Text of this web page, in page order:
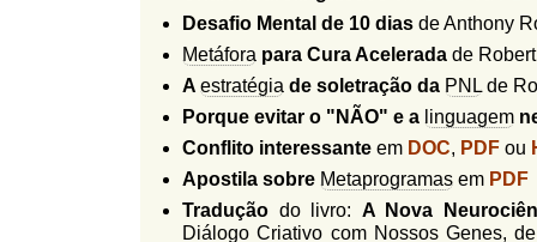
r
o
e
b
n
Desafio Mental de 10 dias de Anthony
Metáfora para Cura Acelerada de
A estratégia de soletração da PNL de
Porque evitar o "NÃO" e a linguagem
Conflito interessante em DOC, PDF ou
Apostila sobre Metaprogramas em PDF
Tradução do livro: A Nova
Diálogo Criativo com Nossos Genes, de